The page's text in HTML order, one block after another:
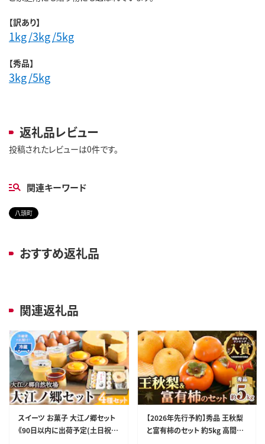
【訳あり】
1kg/3kg/5kg
【秀品】
3kg/5kg
返礼品レビュー
投稿されたレビューは0件です。
関連キーワード
八頭町
おすすめ返礼品
関連返礼品
スイーツ お菓子 大江ノ郷セット
《90日以内に出荷予定(土日祝除
【2026年先行予約】秀品 王秋梨
と富有柿のセット 約5kg 高間商